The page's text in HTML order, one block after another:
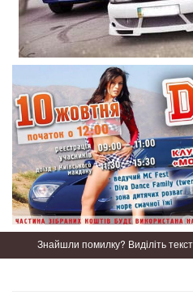
Знайшли помилку? Виділіть текст